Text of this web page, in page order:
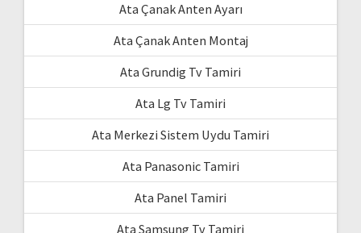
Ata Çanak Anten Ayarı
Ata Çanak Anten Montaj
Ata Grundig Tv Tamiri
Ata Lg Tv Tamiri
Ata Merkezi Sistem Uydu Tamiri
Ata Panasonic Tamiri
Ata Panel Tamiri
Ata Samsung Tv Tamiri